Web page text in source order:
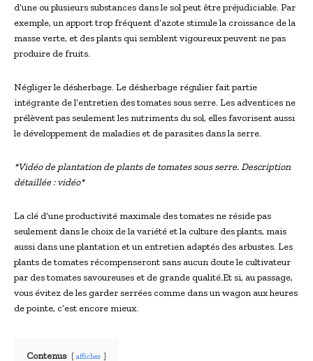
d’une ou plusieurs substances dans le sol peut être préjudiciable. Par
exemple, un apport trop fréquent d’azote stimule la croissance de la
masse verte, et des plants qui semblent vigoureux peuvent ne pas
produire de fruits.
Négliger le désherbage. Le désherbage régulier fait partie
intégrante de l’entretien des tomates sous serre. Les adventices ne
prélèvent pas seulement les nutriments du sol, elles favorisent aussi
le développement de maladies et de parasites dans la serre.
*Vidéo de plantation de plants de tomates sous serre. Description
détaillée : vidéo*
La clé d’une productivité maximale des tomates ne réside pas
seulement dans le choix de la variété et la culture des plants, mais
aussi dans une plantation et un entretien adaptés des arbustes. Les
plants de tomates récompenseront sans aucun doute le cultivateur
par des tomates savoureuses et de grande qualité.Et si, au passage,
vous évitez de les garder serrées comme dans un wagon aux heures
de pointe, c’est encore mieux.
Contenus afficher